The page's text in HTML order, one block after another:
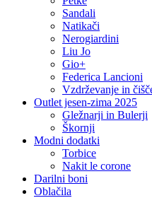
Sandali
Natikači
Nerogiardini
Liu Jo
Gio+
Federica Lancioni
Vzdrževanje in
Outlet jesen-zima 2025
Gležnarji in Bulerji
Škornji
Modni dodatki
Torbice
Nakit le corone
Darilni boni
Oblačila